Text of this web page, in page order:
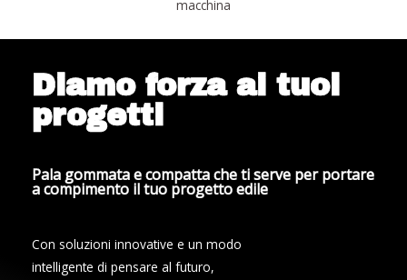
macchina
Diamo forza ai tuoi
progetti
Pala gommata e compatta che ti serve per portare
a compimento il tuo progetto edile
Con soluzioni innovative e un modo
intelligente di pensare al futuro,